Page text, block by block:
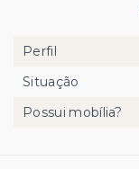
Perfil
Situação
Possui mobília?